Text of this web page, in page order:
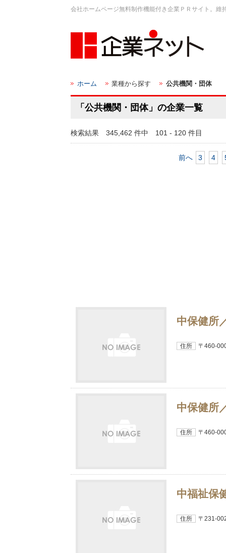
会社ホームページ無料制作機能付き企業ＰＲサイト。
ホーム 業種から探す 公共機関・団体
「公共機関・団体」の企業一覧
検索結果 345,462 件中 101 - 120 件目
前へ 3 4
中保健所
住所 〒460-
中保健所
住所 〒460-
中福祉保
住所 〒231-